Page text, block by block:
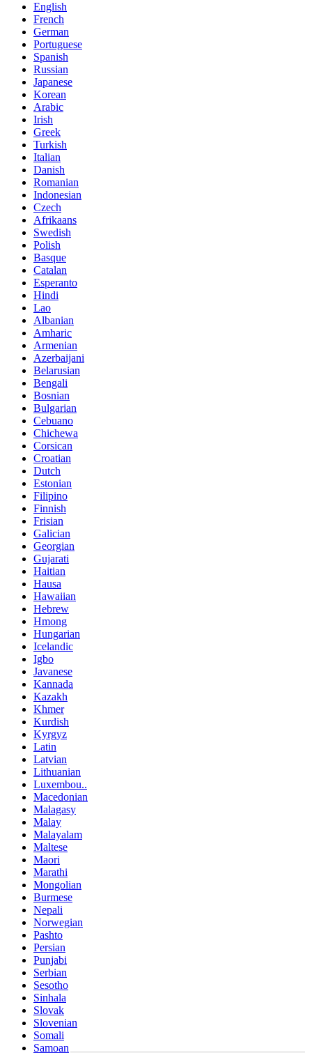
English
French
German
Portuguese
Spanish
Russian
Japanese
Korean
Arabic
Irish
Greek
Turkish
Italian
Danish
Romanian
Indonesian
Czech
Afrikaans
Swedish
Polish
Basque
Catalan
Esperanto
Hindi
Lao
Albanian
Amharic
Armenian
Azerbaijani
Belarusian
Bengali
Bosnian
Bulgarian
Cebuano
Chichewa
Corsican
Croatian
Dutch
Estonian
Filipino
Finnish
Frisian
Galician
Georgian
Gujarati
Haitian
Hausa
Hawaiian
Hebrew
Hmong
Hungarian
Icelandic
Igbo
Javanese
Kannada
Kazakh
Khmer
Kurdish
Kyrgyz
Latin
Latvian
Lithuanian
Luxembou..
Macedonian
Malagasy
Malay
Malayalam
Maltese
Maori
Marathi
Mongolian
Burmese
Nepali
Norwegian
Pashto
Persian
Punjabi
Serbian
Sesotho
Sinhala
Slovak
Slovenian
Somali
Samoan